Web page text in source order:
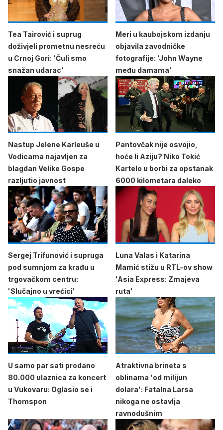
Tea Tairović i suprug
doživjeli prometnu nesreću
u Crnoj Gori: 'Čuli smo
snažan udarac'
Meri u kaubojskom izdanju
objavila zavodničke
fotografije: 'John Wayne
među damama'
Nastup Jelene Karleuše u
Vodicama najavljen za
blagdan Velike Gospe
razljutio javnost
Pantovčak nije osvojio,
hoće li Aziju? Niko Tokić
Kartelo u borbi za opstanak
6000 kilometara daleko
Sergej Trifunović i supruga
pod sumnjom za krađu u
trgovačkom centru:
'Slučajno u vrećici'
Luna Valas i Katarina
Mamić stižu u RTL-ov show
'Asia Express: Zmajeva
ruta'
U samo par sati prodano
80.000 ulaznica za koncert
u Vukovaru: Oglasio se i
Thomspon
Atraktivna brineta s
oblinama 'od milijun
dolara': Fatalna Larsa
nikoga ne ostavlja
ravnodušnim